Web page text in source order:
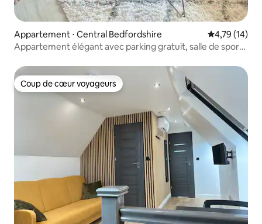
Appartement ⋅ Central Bedfordshire Évaluation
4,79 (14)
Appartement élégant avec parking gratuit, salle de sport
Coup de cœur voyageurs
Coup de cœur voyageurs